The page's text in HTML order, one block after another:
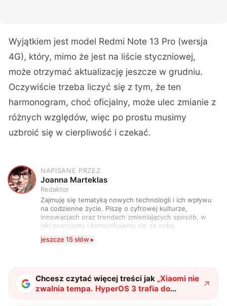
Wyjątkiem jest model Redmi Note 13 Pro (wersja
4G), który, mimo że jest na liście styczniowej,
może otrzymać aktualizację jeszcze w grudniu.
Oczywiście trzeba liczyć się z tym, że ten
harmonogram, choć oficjalny, może ulec zmianie z
różnych względów, więc po prostu musimy
uzbroić się w cierpliwość i czekać.
J
NAPISANE PRZEZ
Joanna Marteklas
Redaktor
Zajmuję się tematyką nowych technologii i ich wpływu
na codzienne życie. Piszę o cyfrowej kulturze,
innowacjach oraz trendach zmieniających sposób, w
jaki pracujemy i komunikujemy się ze sobą.
Szczególnie interesuje mnie relacja między rozwojem
technologii a współczesną popkulturą. W wolnych
jeszcze 15 słów ▸
Chcesz czytać więcej treści jak „Xiaomi nie
zwalnia tempa. HyperOS 3 trafia do
„trzynastek” i innych modeli"?